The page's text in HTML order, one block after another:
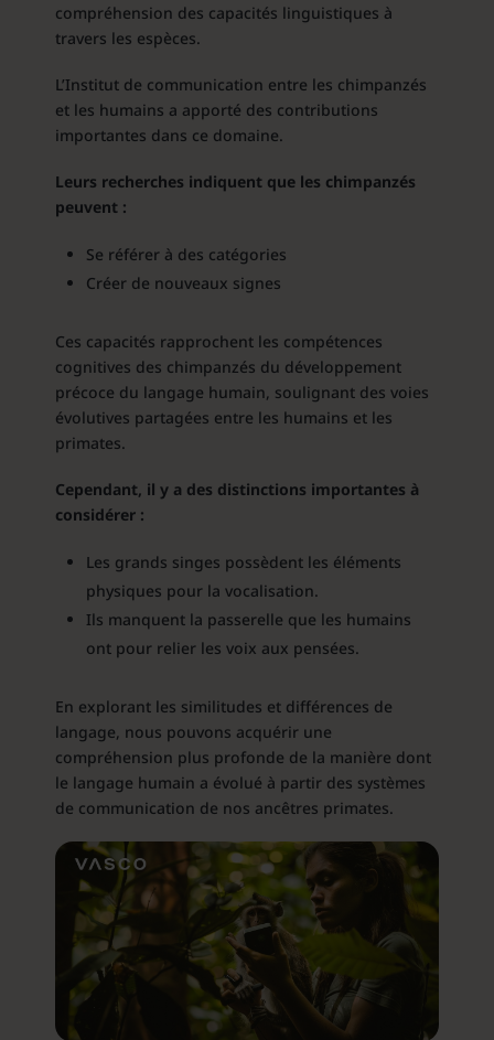
compréhension des capacités linguistiques à
travers les espèces.
L’Institut de communication entre les chimpanzés
et les humains a apporté des contributions
importantes dans ce domaine.
Leurs recherches indiquent que les chimpanzés
peuvent :
Se référer à des catégories
Créer de nouveaux signes
Ces capacités rapprochent les compétences
cognitives des chimpanzés du développement
précoce du langage humain, soulignant des voies
évolutives partagées entre les humains et les
primates.
Cependant, il y a des distinctions importantes à
considérer :
Les grands singes possèdent les éléments
physiques pour la vocalisation.
Ils manquent la passerelle que les humains
ont pour relier les voix aux pensées.
En explorant les similitudes et différences de
langage, nous pouvons acquérir une
compréhension plus profonde de la manière dont
le langage humain a évolué à partir des systèmes
de communication de nos ancêtres primates.